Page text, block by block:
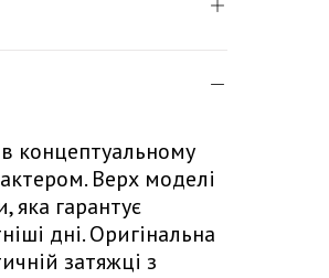
в концептуальному
Верх моделі
яка гарантує
дні. Оригінальна
затяжці з